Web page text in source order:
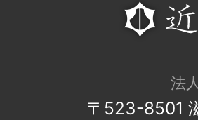
法
〒523-8501